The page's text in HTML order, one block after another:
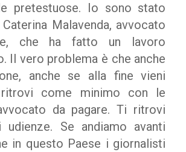
pretestuose. Io sono stato
Malavenda, avvocato
che ha fatto un lavoro
Il vero problema è che anche
anche se alla fine vieni
come minimo con le
da pagare. Ti ritrovi
Se andiamo avanti
in questo Paese i giornalisti